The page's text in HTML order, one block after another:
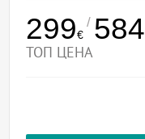
299€
/ 584
ТОП ЦЕНА